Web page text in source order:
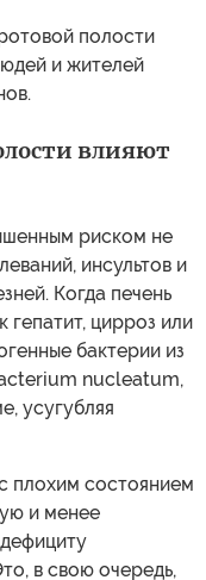
полости
и жителей
влияют
риском не
инсультов и
Когда печень
гепатит, цирроз или
бактерии из
nucleatum,
усугубляя
плохим состоянием
и менее
в свою очередь,